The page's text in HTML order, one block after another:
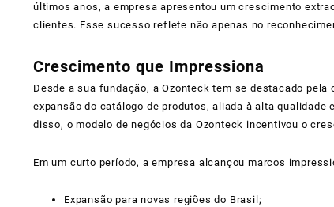
últimos anos, a empresa apresentou um crescimento
clientes. Esse sucesso reflete não apenas no
Crescimento que Impressiona
Desde a sua fundação, a Ozonteck tem se destacado
expansão do catálogo de produtos, aliada à alta
disso, o modelo de negócios da Ozonteck incentivou o
Em um curto período, a empresa alcançou marcos
Expansão para novas regiões do Brasil;